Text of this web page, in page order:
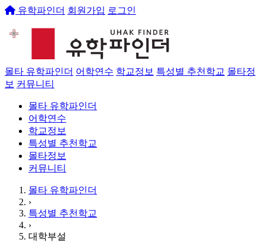
유학파인더 회원가입 로그인
몰타 유학파인더 어학연수 학교정보 특성별 추천학교 몰타정
보 커뮤니티
몰타 유학파인더
어학연수
학교정보
특성별 추천학교
몰타정보
커뮤니티
몰타 유학파인더
›
특성별 추천학교
›
대학부설